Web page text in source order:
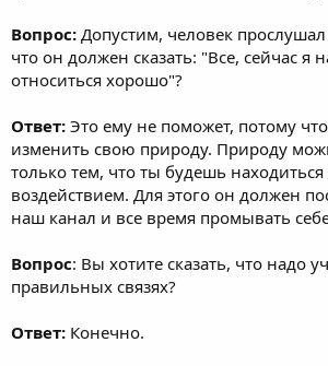
Вопрос: Допустим, человек
что он должен сказать: "Все, сейчас я
относиться хорошо"?
Ответ: Это ему не поможет, потому
изменить свою природу. Природу
только тем, что ты будешь
воздействием. Для этого он должен
наш канал и все время промывать
Вопрос: Вы хотите сказать, что надо
правильных связях?
Ответ: Конечно.